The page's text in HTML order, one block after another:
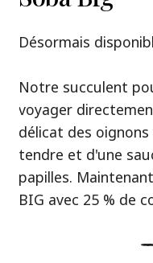
Trois univers de
vrai ramen de
restaurant.
Avec Nissin Ramen
plaisir du ramen
Yuzu, épicé et
Désormais
Notre succulent
voyager
délicat des
tendre et d'une
papilles.
BIG avec 25 % de
Notre
Ramen !
Une soupe ramen
thaïlandaise elle-
d'équilibre parfait
La saveur de
expérience